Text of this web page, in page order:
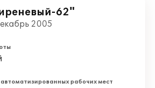
62"
2005
рабочих мест